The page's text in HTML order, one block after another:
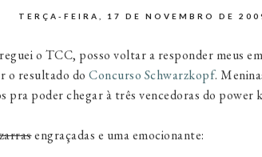
TERÇA-FEIRA, 17 DE NOVEMBRO DE
o TCC, posso voltar a responder meus
o resultado do Concurso Schwarzkopf.
pra poder chegar à três vencedoras do power
engraçadas e uma emocionante: